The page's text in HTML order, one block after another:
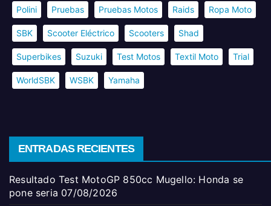
Polini Pruebas Pruebas Motos Raids Ropa Moto
SBK Scooter Eléctrico Scooters Shad
Superbikes Suzuki Test Motos Textil Moto Trial
WorldSBK WSBK Yamaha
ENTRADAS RECIENTES
Resultado Test MotoGP 850cc Mugello: Honda se
pone seria 07/08/2026